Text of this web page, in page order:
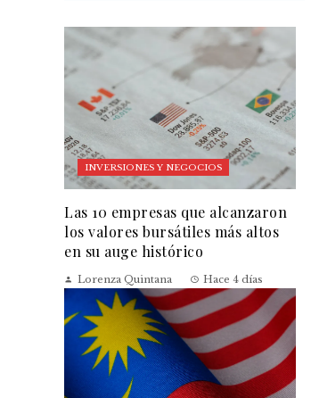
INVERSIONES Y NEGOCIOS
Las 10 empresas que alcanzaron
los valores bursátiles más altos
en su auge histórico
Lorenza Quintana Hace 4 días